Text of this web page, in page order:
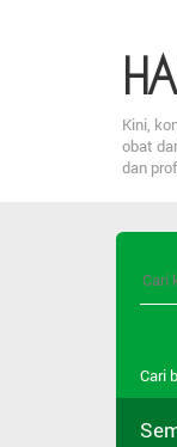
Kini,
obat
dan
Cari